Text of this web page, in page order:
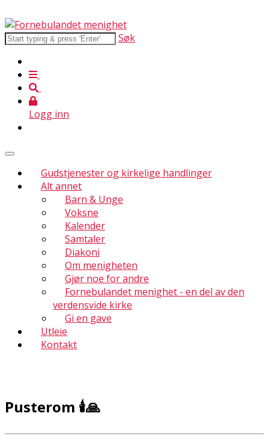
Søk
Logg inn
Gudstjenester og kirkelige handlinger
Alt annet
Barn & Unge
Voksne
Kalender
Samtaler
Diakoni
Om menigheten
Gjør noe for andre
Fornebulandet menighet - en del av den
verdensvide kirke
Gi en gave
Utleie
Kontakt
Pusterom 🕯🙏